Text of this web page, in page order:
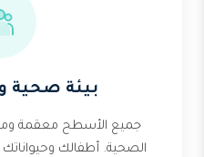
بيئة صحية
جميع الأسطح معقمة
الصحية. أطفالك وحيواناتك